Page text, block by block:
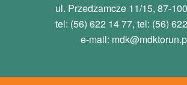
ul. Przedzamcze 11/15, 87-
tel: (56) 622 14 77, tel: (56)
e-mail: mdk